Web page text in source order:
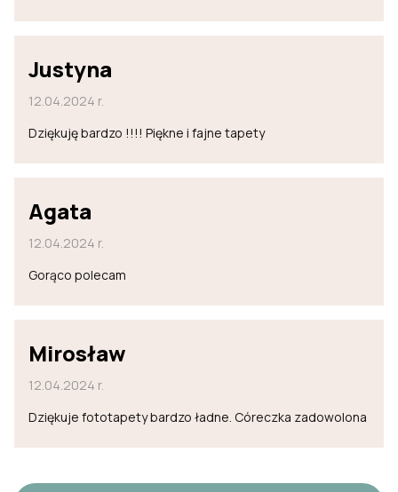
Justyna
12.04.2024 r.
Dziękuję bardzo !!!! Piękne i fajne tapety
Agata
12.04.2024 r.
Gorąco polecam
Mirosław
12.04.2024 r.
Dziękuje fototapety bardzo ładne. Córeczka zadowolona